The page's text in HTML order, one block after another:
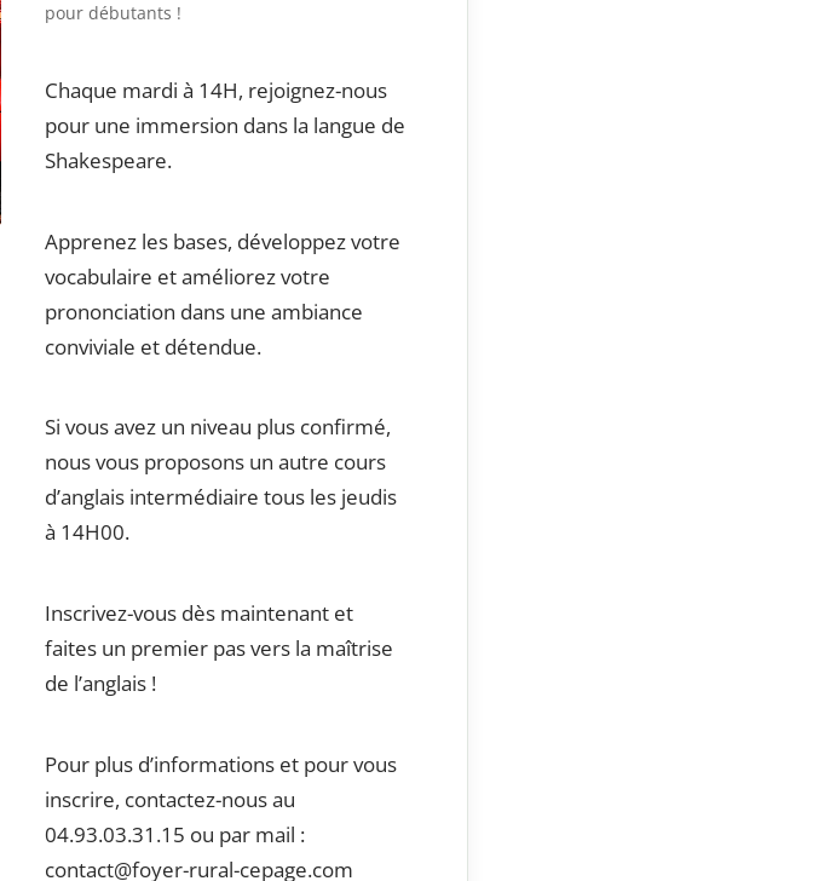
pour débutants !
Chaque mardi à 14H, rejoignez-nous
pour une immersion dans la langue de
Shakespeare.
Apprenez les bases, développez votre
vocabulaire et améliorez votre
prononciation dans une ambiance
conviviale et détendue.
Si vous avez un niveau plus confirmé,
nous vous proposons un autre cours
d’anglais intermédiaire tous les jeudis
à 14H00.
Inscrivez-vous dès maintenant et
faites un premier pas vers la maîtrise
de l’anglais !
Pour plus d’informations et pour vous
inscrire, contactez-nous au
04.93.03.31.15 ou par mail :
contact@foyer-rural-cepage.com